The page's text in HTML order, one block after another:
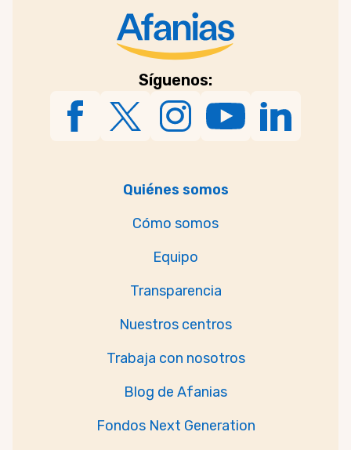
Síguenos:
Quiénes somos
Cómo somos
Equipo
Transparencia
Nuestros centros
Trabaja con nosotros
Blog de Afanias
Fondos Next Generation